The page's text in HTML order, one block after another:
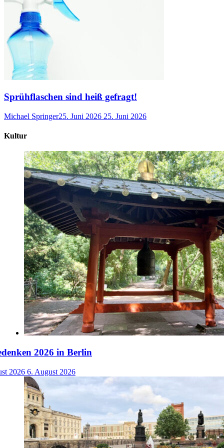
Sprühflaschen sind heiß gefragt!
Michael Springer25. Juni 2026 25. Juni 2026
Kultur
2026 in Berlin
2026 6. August 2026